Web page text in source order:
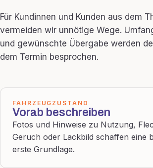
Für Kundinnen und Kunden aus dem
vermeiden wir unnötige Wege.
und gewünschte Übergabe werden
dem Termin besprochen.
FAHRZEUGZUSTAND
Vorab beschreiben
Fotos und Hinweise zu Nutzung,
Geruch oder Lackbild schaffen eine
erste Grundlage.